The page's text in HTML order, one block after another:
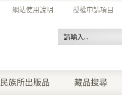
網站使用說明 授權申請項目
民族所出版品 藏品搜尋